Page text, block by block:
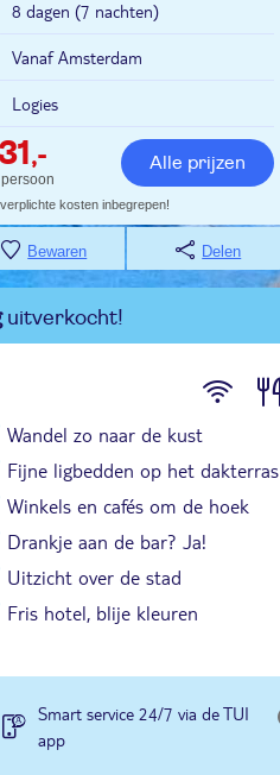
8 dagen (7 nachten)
Vanaf Amsterdam
Logies
,- Alle prijzen
kosten inbegrepen!
Bewaren Delen
uitverkocht!
Wandel zo naar de kust
Fijne ligbedden op het dakterras
Winkels en cafés om de hoek
Drankje aan de bar? Ja!
Uitzicht over de stad
Fris hotel, blije kleuren
Smart service 24/7 via de TUI
app